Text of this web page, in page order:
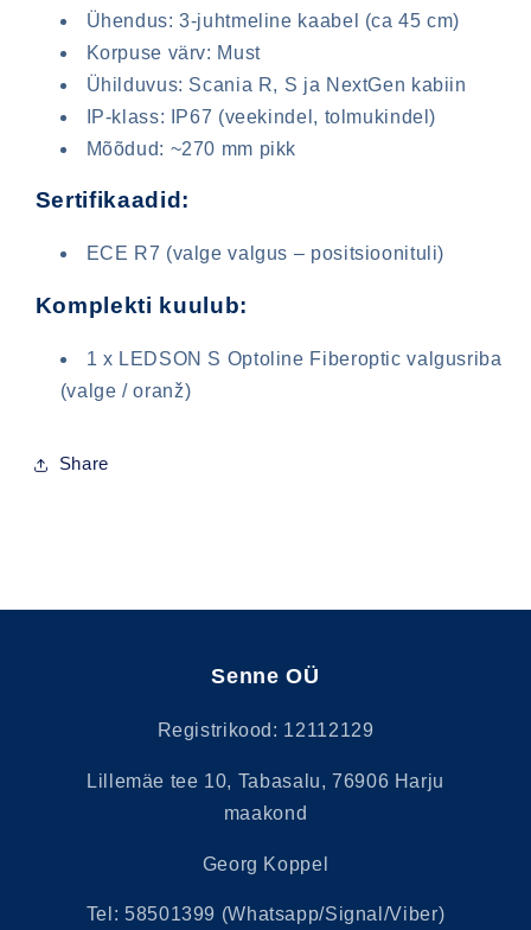
Ühendus: 3-juhtmeline kaabel (ca 45 cm)
Korpuse värv: Must
Ühilduvus: Scania R, S ja NextGen kabiin
IP-klass: IP67 (veekindel, tolmukindel)
Mõõdud: ~270 mm pikk
Sertifikaadid:
ECE R7 (valge valgus – positsioonituli)
Komplekti kuulub:
1 x LEDSON S Optoline Fiberoptic valgusriba
(valge / oranž)
Share
Senne OÜ
Registrikood: 12112129
Lillemäe tee 10, Tabasalu, 76906 Harju
maakond
Georg Koppel
Tel: 58501399 (Whatsapp/Signal/Viber)
soovinimekirja ja vaadata oma eelnevalt